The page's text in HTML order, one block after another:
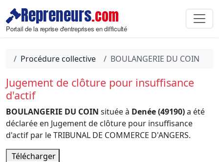
Repreneurs.com
Portail de la reprise d'entreprises en difficulté
Procédure collective BOULANGERIE DU COIN
Jugement de clôture pour insuffisance
d'actif
BOULANGERIE DU COIN située à Denée (49190)a été
déclarée en Jugement de clôture pour insuffisance
d'actif par le TRIBUNAL DE COMMERCE D'ANGERS.
Télécharger